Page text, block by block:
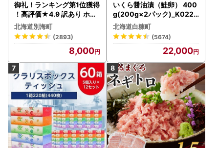
御礼！ランキング第1位獲得
！高評価★4.9 訳あり ホタ
テ 400g（ほたて 帆立 貝柱
冷凍 ）
北海道別海町
(2893)
8,000
いくら醤油漬（鮭卵） 400
g(200g×2パック)_K022-
1676
北海道白糠町
(5674)
22,000